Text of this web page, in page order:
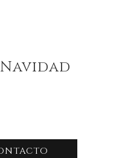
Navidad